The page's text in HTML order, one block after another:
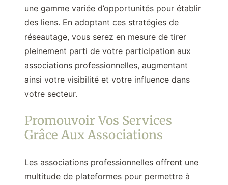
une gamme variée d’opportunités pour établir
des liens. En adoptant ces stratégies de
réseautage, vous serez en mesure de tirer
pleinement parti de votre participation aux
associations professionnelles, augmentant
ainsi votre visibilité et votre influence dans
votre secteur.
Promouvoir Vos Services
Grâce Aux Associations
Les associations professionnelles offrent une
multitude de plateformes pour permettre à